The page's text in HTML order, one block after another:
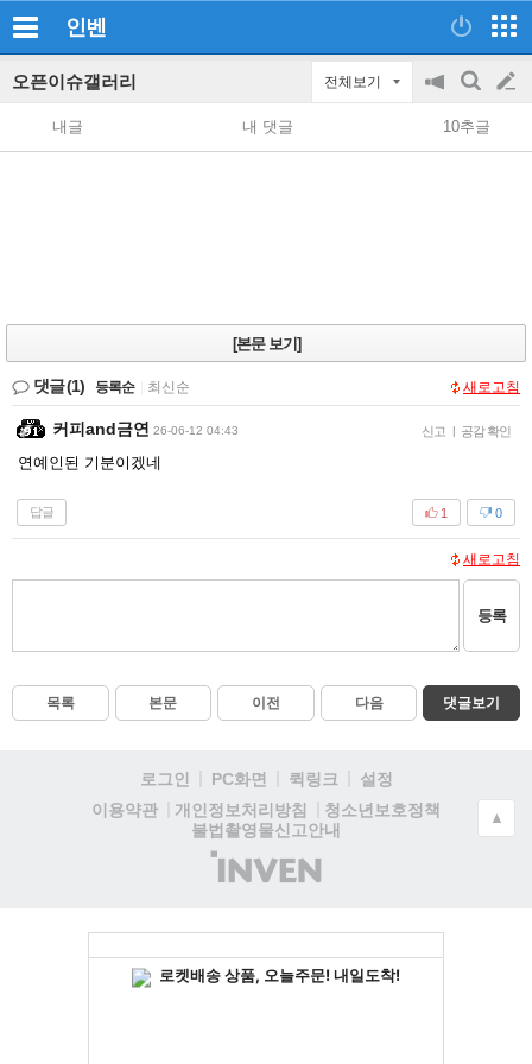
인벤
오픈이슈갤러리 전체보기
공
지
on/off
검
색
글
쓰
내글 내 댓글 10추글
[본문 보기]
댓글(1) 등록순 최신순 새로고침
커피and금연 26-06-12 04:43 신고 | 공감 확인
연예인된 기분이겠네
답글 0
1
새로고침
등록
목록 본문 이전 다음 댓글보기
로그인 PC화면 퀵링크
설정
이용약관
개인정보처리방침
청소년보호정책
불법촬영물신고안내
(주)
인
▲